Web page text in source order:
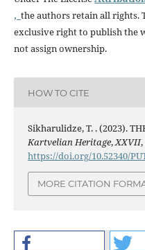
, the authors retain all rights.
exclusive right to publish the
not assign ownership.
HOW TO CITE
Sikharulidze, T. . (2023).
Kartvelian Heritage,XXVII,
https://doi.org/10.52340/
MORE CITATION